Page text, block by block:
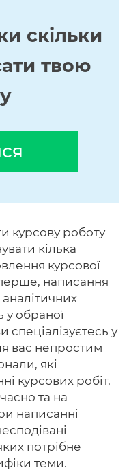
скільки
твою
курсову роботу
кілька
курсової
написання
аналітичних
у обраної
спеціалізуєтесь у
вас непростим
які
курсових робіт,
та на
написанні
потрібне
теми.